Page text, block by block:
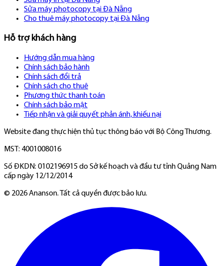
Sửa máy photocopy tại Đà Nẵng
Cho thuê máy photocopy tại Đà Nẵng
Hỗ trợ khách hàng
Hướng dẫn mua hàng
Chính sách bảo hành
Chính sách đổi trả
Chính sách cho thuê
Phương thức thanh toán
Chính sách bảo mật
Tiếp nhận và giải quyết phản ánh, khiếu nại
Website đang thực hiện thủ tục thông báo với Bộ Công Thương.
MST: 4001008016
Số ĐKDN: 0102196915 do Sở kế hoạch và đầu tư tỉnh Quảng Nam
cấp ngày 12/12/2014
© 2026Ananson. Tất cả quyền được bảo lưu.